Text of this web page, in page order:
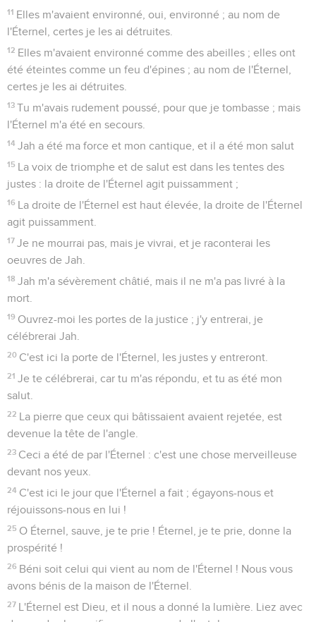
11 Elles m'avaient environné, oui, environné ; au nom de
l'Éternel, certes je les ai détruites.
12 Elles m'avaient environné comme des abeilles ; elles ont
été éteintes comme un feu d'épines ; au nom de l'Éternel,
certes je les ai détruites.
13 Tu m'avais rudement poussé, pour que je tombasse ; mais
l'Éternel m'a été en secours.
14 Jah a été ma force et mon cantique, et il a été mon salut
15 La voix de triomphe et de salut est dans les tentes des
justes : la droite de l'Éternel agit puissamment ;
16 La droite de l'Éternel est haut élevée, la droite de l'Éternel
agit puissamment.
17 Je ne mourrai pas, mais je vivrai, et je raconterai les
oeuvres de Jah.
18 Jah m'a sévèrement châtié, mais il ne m'a pas livré à la
mort.
19 Ouvrez-moi les portes de la justice ; j'y entrerai, je
célébrerai Jah.
20 C'est ici la porte de l'Éternel, les justes y entreront.
21 Je te célébrerai, car tu m'as répondu, et tu as été mon
salut.
22 La pierre que ceux qui bâtissaient avaient rejetée, est
devenue la tête de l'angle.
23 Ceci a été de par l'Éternel : c'est une chose merveilleuse
devant nos yeux.
24 C'est ici le jour que l'Éternel a fait ; égayons-nous et
réjouissons-nous en lui !
25 O Éternel, sauve, je te prie ! Éternel, je te prie, donne la
prospérité !
26 Béni soit celui qui vient au nom de l'Éternel ! Nous vous
avons bénis de la maison de l'Éternel.
27 L'Éternel est Dieu, et il nous a donné la lumière. Liez avec